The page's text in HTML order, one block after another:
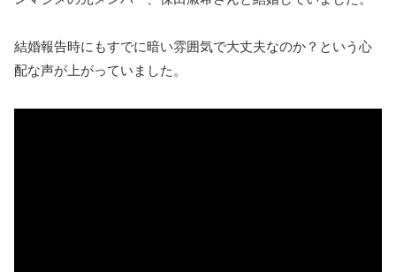
結婚報告時にもすでに暗い雰囲気で大丈夫なのか？という心
配な声が上がっていました。